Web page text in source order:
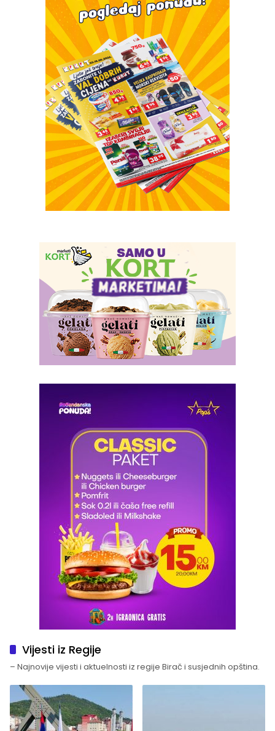
Vijesti iz Regije
– Najnovije vijesti i aktuelnosti iz regije Birač i susjednih opština.